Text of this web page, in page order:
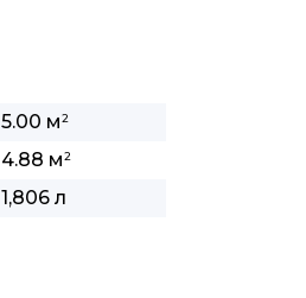
5.00 м2
4.88 м2
1,806 л